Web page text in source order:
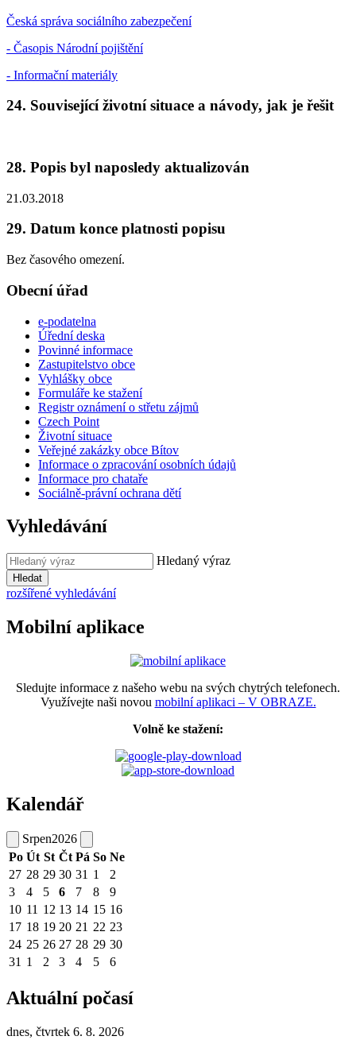
Česká správa sociálního zabezpečení
- Časopis Národní pojištění
- Informační materiály
24. Související životní situace a návody, jak je řešit
28. Popis byl naposledy aktualizován
21.03.2018
29. Datum konce platnosti popisu
Bez časového omezení.
Obecní úřad
e-podatelna
Úřední deska
Povinné informace
Zastupitelstvo obce
Vyhlášky obce
Formuláře ke stažení
Registr oznámení o střetu zájmů
Czech Point
Životní situace
Veřejné zakázky obce Bítov
Informace o zpracování osobních údajů
Informace pro chataře
Sociálně-právní ochrana dětí
Vyhledávání
Hledaný výraz
Hledat
rozšířené vyhledávání
Mobilní aplikace
Sledujte informace z našeho webu na svých chytrých telefonech.
Využívejte naši novou mobilní aplikaci – V OBRAZE.
Volně ke stažení:
Kalendář
Srpen2026
Po Út St Čt Pá So Ne
27 28 29 30 31 1
2
3
4 5 6 7 8
9
10 11 12 13 14 15 16
17 18 19 20 21 22 23
24 25 26 27 28 29 30
31 1 2 3 4 5 6
Aktuální počasí
dnes, čtvrtek 6. 8. 2026